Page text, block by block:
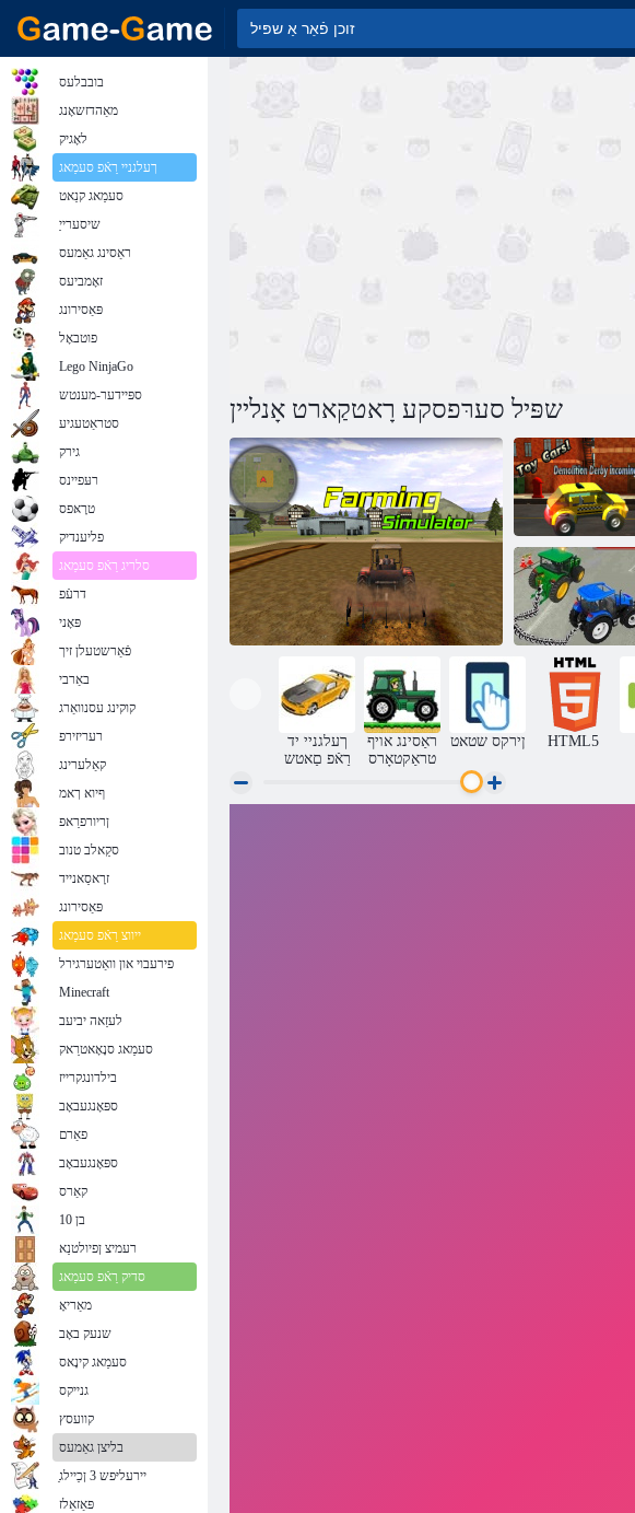
שפּיל סערּפסקע רָאטקַארט אָנליין
!סרַאק עקצַאצ !
גנימַאקני יברעד
ןַאשילַאמעד
רעטיילַאימיס
גניווָאט רָאטקַארט
דניישט
ךעלגניי יד
רַאֿפ םַאטש
ראַסינג אויף
טראַקטאָרס
ןירקס שטאט HTML5
בובבלעס
מאַהדזשאָנג
לאָגיק
ךעלגניי רַאֿפ סעמַאג
סעמַאג קנַאט
שיסערייַ
ראַסינג גאַמעס
זאָמביעס
פּאַסירונג
פוטבאָל
Lego NinjaGo
ספּיידער-מענטש
סטראַטעגיע
גירק
רעּפיינס
טרָאּפס
פליענדיק
סלריג רַאֿפ סעמַאג
דרעֿפ
פּאָני
פֿאַרשטעלן זיך
באַרבי
קוקינג עסנוואַרג
רעריזירפ
קאַלערינג
ףיוא ךאמ
ןריורפרַאפ
סקַאלב טנוב
זרָאסַאנייד
פּאַסירונג
ייווצ רַאֿפ סעמַאג
פירעבוי און וואַטערגירל
Minecraft
לעזַאה יביעב
סעמַאג סנָאָאטרַאק
בילדונגקרייז
ספּאָנגעבאָב
פאַרם
ספּאָנגעבאָב
קאַרס
בן 10
רעמיצ ןפיולטנַא
סדיק רַאֿפ סעמַאג
מאַריאָ
שנעק באָב
סעמַאג קינָאס
גנייקס
קוועסץ
בליצן גאַמעס
ַיירעליּפש 3 ןכַיילג
פּאַזאַלז